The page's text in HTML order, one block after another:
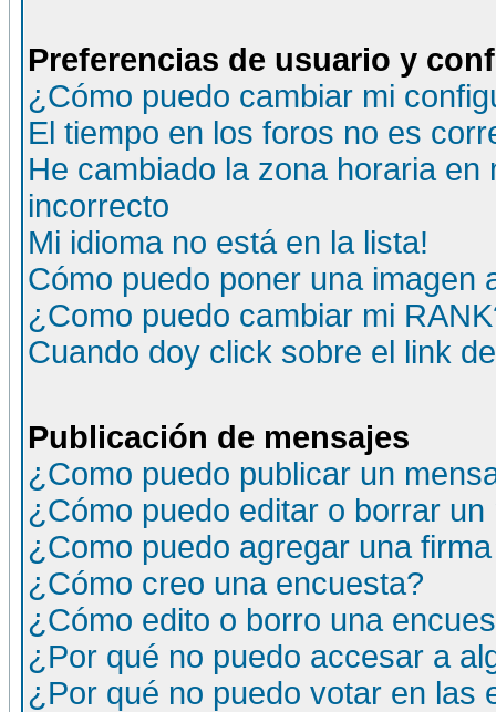
Preferencias de usuario y
¿Cómo puedo cambiar mi
El tiempo en los foros no es
He cambiado la zona horaria
incorrecto
Mi idioma no está en la lista!
Cómo puedo poner una imagen
¿Como puedo cambiar mi
Cuando doy click sobre el link
Publicación de mensajes
¿Como puedo publicar un
¿Cómo puedo editar o borrar un
¿Como puedo agregar una
¿Cómo creo una encuesta?
¿Cómo edito o borro una
¿Por qué no puedo accesar a
¿Por qué no puedo votar en las